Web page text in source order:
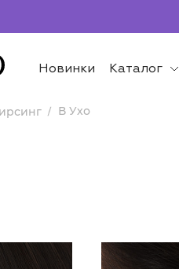
Новинки Каталог
В Ухо